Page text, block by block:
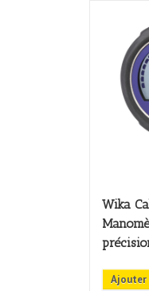
Wika
Ajouter